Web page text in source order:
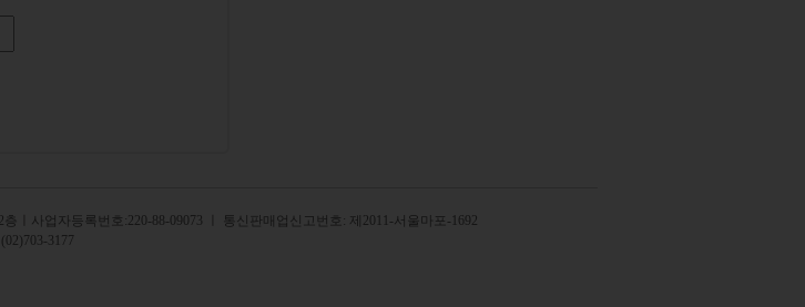
층
ㅣ사업자등록번호:220-88-09073 ㅣ 통신판매업신고번호: 제2011-서울마포-1692
3177